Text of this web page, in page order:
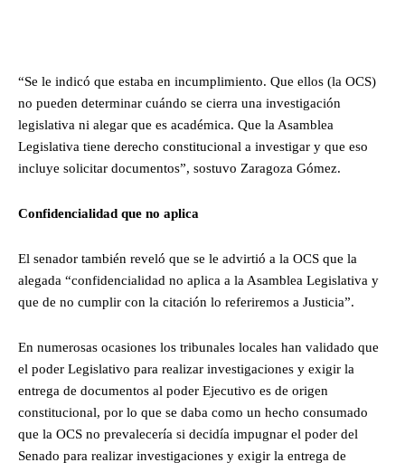
“Se le indicó que estaba en incumplimiento. Que ellos (la OCS)
no pueden determinar cuándo se cierra una investigación
legislativa ni alegar que es académica. Que la Asamblea
Legislativa tiene derecho constitucional a investigar y que eso
incluye solicitar documentos”, sostuvo Zaragoza Gómez.
Confidencialidad que no aplica
El senador también reveló que se le advirtió a la OCS que la
alegada “confidencialidad no aplica a la Asamblea Legislativa y
que de no cumplir con la citación lo referiremos a Justicia”.
En numerosas ocasiones los tribunales locales han validado que
el poder Legislativo para realizar investigaciones y exigir la
entrega de documentos al poder Ejecutivo es de origen
constitucional, por lo que se daba como un hecho consumado
que la OCS no prevalecería si decidía impugnar el poder del
Senado para realizar investigaciones y exigir la entrega de